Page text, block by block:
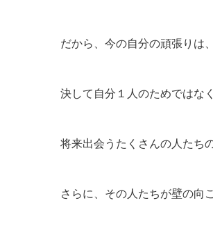
だから、今の自分の頑張りは、
決して自分１人のためではなく
将来出会うたくさんの人たち
さらに、その人たちが壁の向